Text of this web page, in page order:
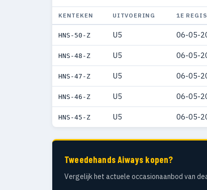
KENTEKEN UITVOERING 1E
HNS-50-Z U5 06-05-
HNS-48-Z U5 06-05-
HNS-47-Z U5 06-05-
HNS-46-Z U5 06-05-
HNS-45-Z U5 06-05-
Tweedehands Aiways kopen?
Vergelijk het actuele occasionaanbod van